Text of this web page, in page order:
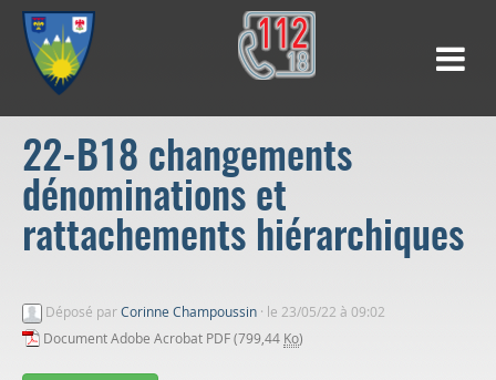
22-B18 changements
dénominations et
rattachements hiérarchiques
Déposé parCorinne Champoussin · le 23/05/22 à 09:02
Document Adobe Acrobat PDF (799,44 Ko)